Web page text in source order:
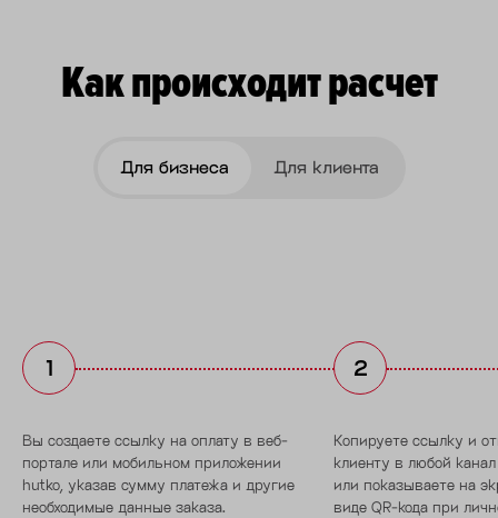
Как происходит расчет
Для бизнеса Для клиента
Вы создаете ссылку на оплату в веб-
портале или мобильном приложении
hutko, указав сумму платежа и другие
необходимые данные заказа.
Копируете ссылку и
клиенту в любой
или показываете на
виде QR-кода при